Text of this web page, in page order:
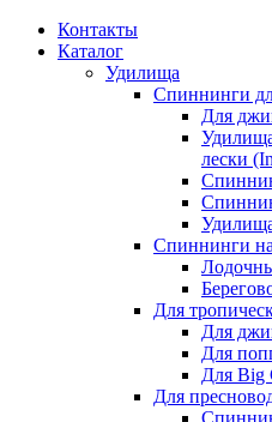
Контакты
Каталог
Удилища
Спиннинги
Для
лески
Спиннинги
Для
Для
Для
Для Big
Для